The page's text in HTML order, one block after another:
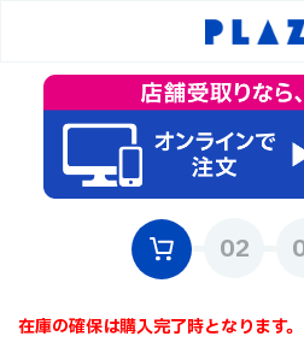
在庫の確保は購入完了時となります。